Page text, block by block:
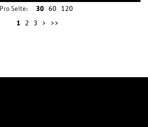
Pro Seite: 30 60 120
1 2 3 > >>